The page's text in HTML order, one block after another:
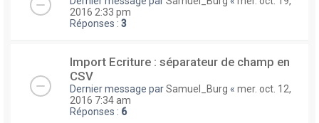
2016 2:33 pm
Réponses : 3
Import Ecriture : séparateur de champ en
CSV
Dernier message parSamuel_Burg « mer. oct. 12,
2016 7:34 am
Réponses : 6